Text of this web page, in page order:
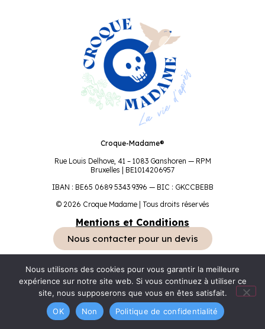
Croque-Madame®
Rue Louis Delhove, 41 – 1083 Ganshoren — RPM
Bruxelles | BE1014206957
IBAN : BE65 0689 5343 9396 — BIC : GKCCBEBB
© 2026 Croque Madame | Tous droits réservés
Mentions et Conditions
Nous contacter pour un devis
Nous utilisons des cookies pour vous garantir la meilleure
expérience sur notre site web. Si vous continuez à utiliser ce
site, nous supposerons que vous en êtes satisfait.
OK
Non Politique de confidentialité